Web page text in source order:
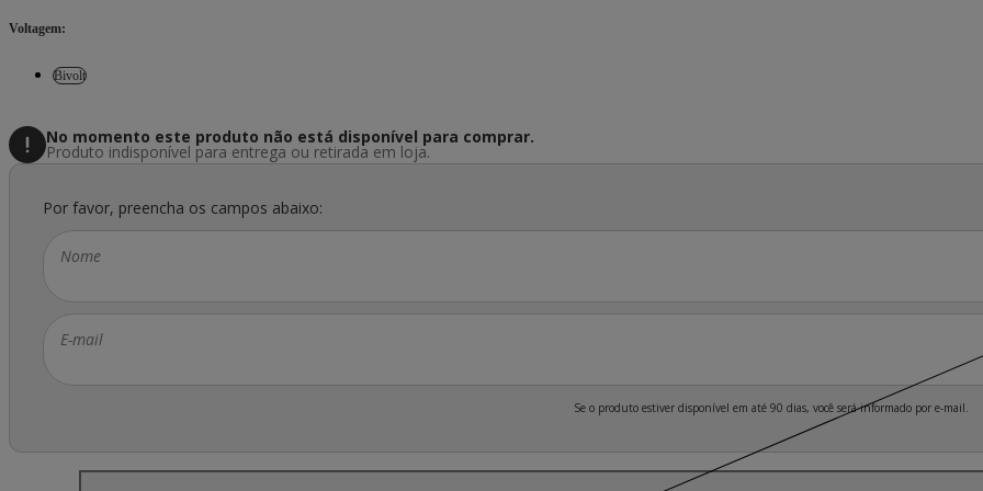
Voltagem:
Bivolt
No momento este produto não está disponível para comprar.
Produto indisponível para entrega ou retirada em loja.
Por favor, preencha os campos abaixo:
Nome
E-mail
Se o produto estiver disponível em até 90 dias, você será informado por e-mail.